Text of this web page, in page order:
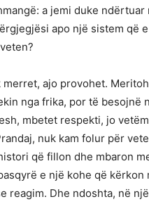
a jemi duke ndërtuar
apo një sistem që
merret, ajo provohet.
nga frika, por të besojnë
mbetet respekti, jo vetëm
nuk kam folur për
që fillon dhe mbaron
e një kohe që kërkon
reagim. Dhe ndoshta, në